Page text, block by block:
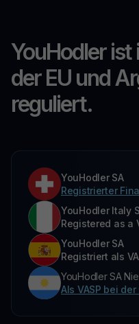
YouHodler
der EU und
reguliert.
YouHodler SA
Registrierter
YouHodler Italy
Registered as a
YouHodler SA
Registriert als
YouHodler SA
Als VASP bei